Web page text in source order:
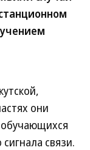
они
обучающихся
связи.